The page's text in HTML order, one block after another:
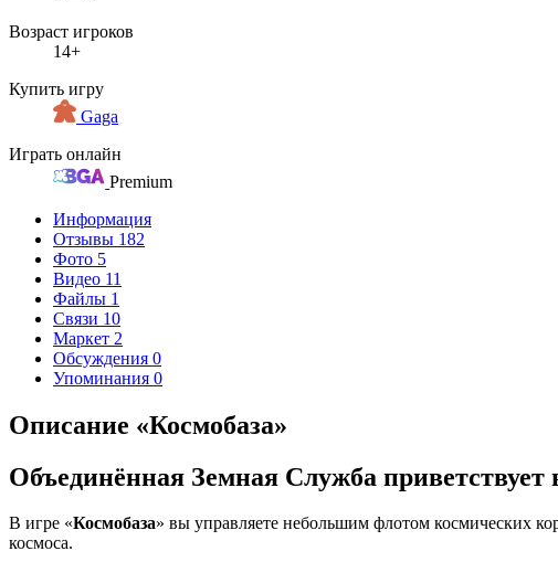
Возраст игроков
14+
Купить игру
Gaga
Играть онлайн
Premium
Информация
Отзывы 182
Фото 5
Видео 11
Файлы 1
Связи 10
Маркет 2
Обсуждения 0
Упоминания 0
Описание «Космобаза»
Объединённая Земная Служба приветствует
В игре «Космобаза» вы управляете небольшим флотом космических
космоса.